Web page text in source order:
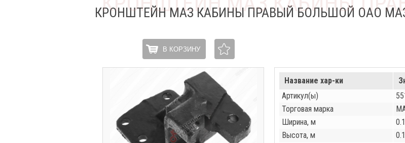
КРОНШТЕЙН МАЗ КАБИНЫ ПРАВЫЙ БОЛЬШОЙ ОАО
В КОРЗИНУ
Название хар-ки
Артикул(ы)
Торговая марка
Ширина, м
Высота, м